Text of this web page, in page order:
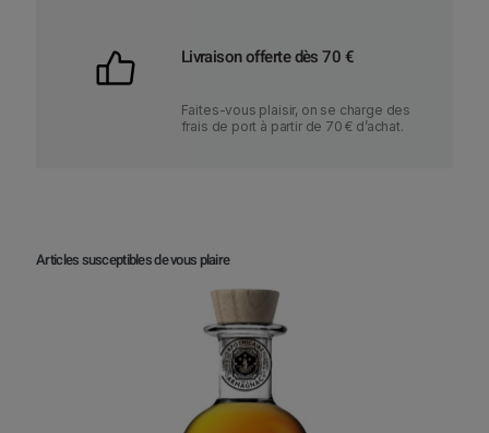
Livraison offerte dès 70 €
Faites-vous plaisir, on se charge des
frais de port à partir de 70 € d’achat.
Articles susceptibles de vous plaire